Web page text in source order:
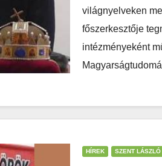
világnyelveken
főszerkesztője
intézményeként
HÍREK SZENT